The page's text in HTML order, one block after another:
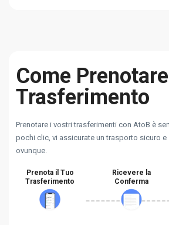
Come Prenotare
Trasferimento
Prenotare i vostri trasferimenti con AtoB è
pochi clic, vi assicurate un trasporto sicuro e
ovunque.
Prenota il Tuo
Trasferimento
Ricevere la
Conferma